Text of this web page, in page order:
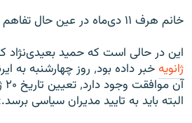
خانم هرف ۱۱ دی‌ماه در عین حال تفاهم بر سر زمان اجرایی شدن توافق‌نامه ژنو را رد کرد.
این در حالی است که حمید بعیدی‌نژاد
ژانویه
خبر داده بود٬ روز
البته باید به تایید مدیران سیاسی